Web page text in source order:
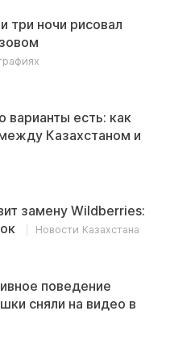
три ночи рисовал
варианты есть: как
Казахстаном и
замену Wildberries:
Новости Казахстана
поведение
сняли на видео в